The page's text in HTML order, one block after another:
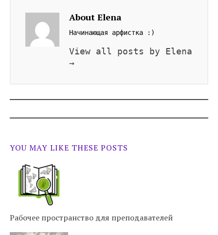
About Elena
Начинающая арфистка :)
View all posts by Elena
→
YOU MAY LIKE THESE POSTS
Рабочее пространство для преподавателей